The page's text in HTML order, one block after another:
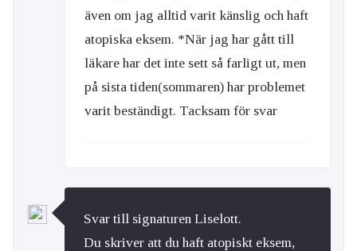
även om jag alltid varit känslig och haft
atopiska eksem. *När jag har gått till
läkare har det inte sett så farligt ut, men
på sista tiden(sommaren) har problemet
varit beständigt. Tacksam för svar
Svar till signaturen Liselott.
Du skriver att du haft atopiskt eksem,